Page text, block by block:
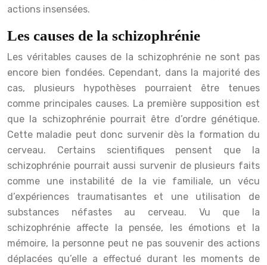
actions insensées.
Les causes de la schizophrénie
Les véritables causes de la schizophrénie ne sont pas
encore bien fondées. Cependant, dans la majorité des
cas, plusieurs hypothèses pourraient être tenues
comme principales causes. La première supposition est
que la schizophrénie pourrait être d’ordre génétique.
Cette maladie peut donc survenir dès la formation du
cerveau. Certains scientifiques pensent que la
schizophrénie pourrait aussi survenir de plusieurs faits
comme une instabilité de la vie familiale, un vécu
d’expériences traumatisantes et une utilisation de
substances néfastes au cerveau. Vu que la
schizophrénie affecte la pensée, les émotions et la
mémoire, la personne peut ne pas souvenir des actions
déplacées qu’elle a effectué durant les moments de